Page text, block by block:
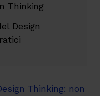
Thinking
Design
Thinking: non